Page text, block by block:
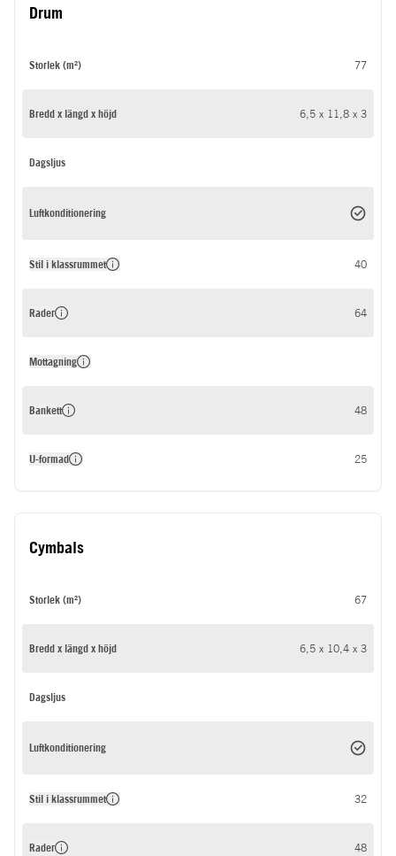
Drum
Storlek (m²) 77
Bredd x längd x höjd 6,5 x 11,8 x 3
Dagsljus
Luftkonditionering
Stil i klassrummet 40
Rader 64
Mottagning
Bankett 48
U-formad 25
Cymbals
Storlek (m²) 67
Bredd x längd x höjd 6,5 x 10,4 x 3
Dagsljus
Luftkonditionering
Stil i klassrummet 32
Rader 48